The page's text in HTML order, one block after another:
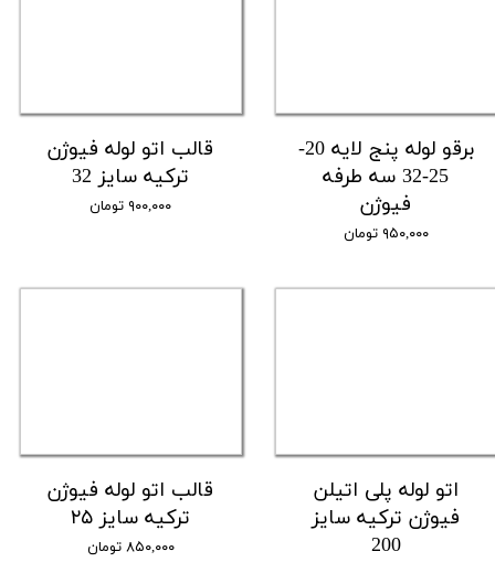
برقو لوله پنج لایه 20-
25-32 سه طرفه
فیوژن
۹۵۰,۰۰۰ تومان
قالب اتو لوله فیوژن
ترکیه سایز 32
۹۰۰,۰۰۰ تومان
اتو لوله پلی اتیلن
فیوژن ترکیه سایز
200
قالب اتو لوله فیوژن
ترکیه سایز ۲۵
۸۵۰,۰۰۰ تومان